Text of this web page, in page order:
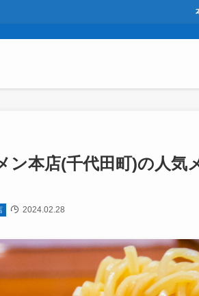
ン本店(千代田町)の人気
2024.02.28